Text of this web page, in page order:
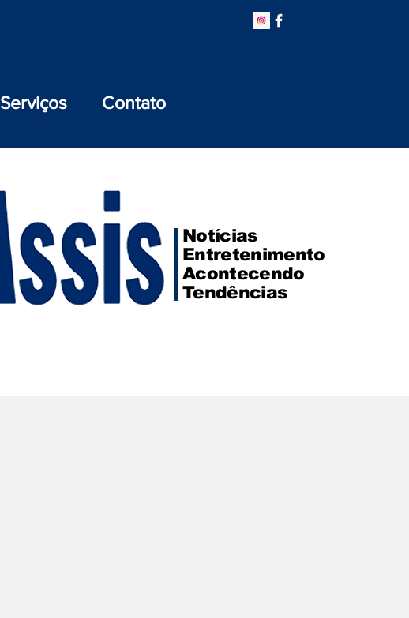
Serviços Contato
Notícias
Entretenimento
Acontecendo
Tendências